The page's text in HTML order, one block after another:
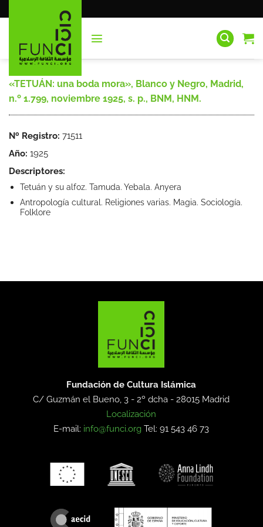
al
«TETUÁN: una boda mora», Blanco y Negro, Madrid,
n.º 1.799, noviembre 1925, s. p., BNM, HNM.
Nº Registro: 71511
Año: 1925
Descriptores:
Tetuán y su alfoz. Tamuda. Yebala. Anyera
Antropología cultural. Religiones varias. Magia. Sociología.
Folklore
Fundación de Cultura Islámica
C/ Guzmán el Bueno, 3 - 2º dcha -28015 Madrid
Localización
E-mail: info@funci.org Tel: 91 543 46 73